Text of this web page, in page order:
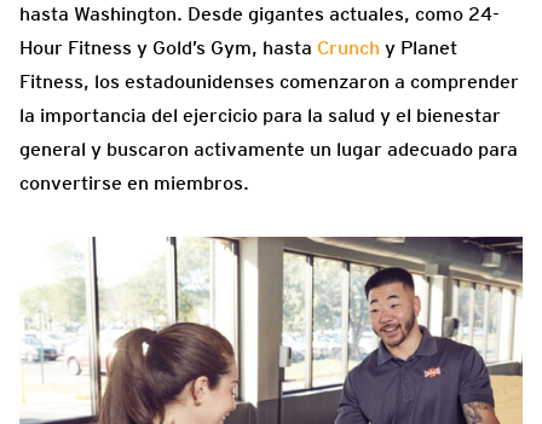
hasta Washington. Desde gigantes actuales, como 24-
Hour Fitness y Gold’s Gym, hasta Crunch y Planet
Fitness, los estadounidenses comenzaron a comprender
la importancia del ejercicio para la salud y el bienestar
general y buscaron activamente un lugar adecuado para
convertirse en miembros.